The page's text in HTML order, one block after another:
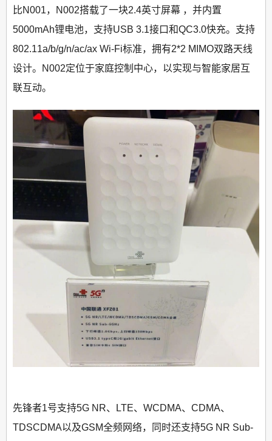
比N001，N002搭载了一块2.4英寸屏幕 ，并内置
5000mAh锂电池，支持USB 3.1接口和QC3.0快充。支持
802.11a/b/g/n/ac/ax Wi-Fi标准，拥有2*2 MIMO双路天线
设计。N002定位于家庭控制中心，以实现与智能家居互
联互动。
先锋者1号支持5G NR、LTE、WCDMA、CDMA、
TDSCDMA以及GSM全频网络，同时还支持5G NR Sub-